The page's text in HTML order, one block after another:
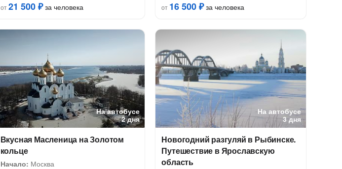
от21 500 ₽за человека
от 16 500 ₽за человека
На автобусе
2 дня
Вкусная Масленица на Золотом
кольце
Начало: Москва
На автобусе
3 дня
Новогодний разгуляй в Рыбинске.
Путешествие в Ярославскую
область